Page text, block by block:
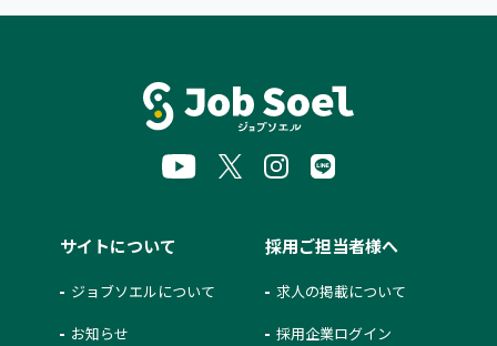
サイトについて
ジョブソエルについて
お知らせ
採用ご担当者様へ
求人の掲載について
採用企業ログイン